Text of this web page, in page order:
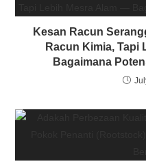
Kesan Racun
Racun Kimia,
Bagaimana